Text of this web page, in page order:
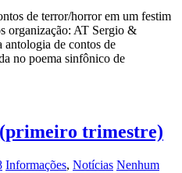
de terror/horror em um festim
organização: AT Sergio &
de contos de
no poema sinfônico de
trimestre)
Informações, Notícias Nenhum